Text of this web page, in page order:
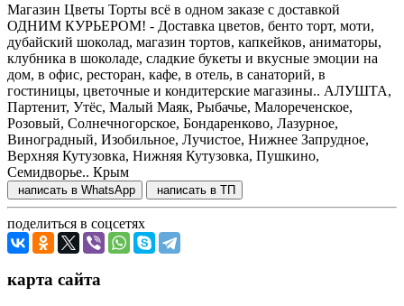
Магазин Цветы Торты всё в одном заказе с доставкой
ОДНИМ КУРЬЕРОМ! - Доставка цветов, бенто торт, моти,
дубайский шоколад, магазин тортов, капкейков, аниматоры,
клубника в шоколаде, сладкие букеты и вкусные эмоции на
дом, в офис, ресторан, кафе, в отель, в санаторий, в
гостиницы, цветочные и кондитерские магазины.. АЛУШТА,
Партенит, Утёс, Малый Маяк, Рыбачье, Малореченское,
Розовый, Солнечногорское, Бондаренково, Лазурное,
Виноградный, Изобильное, Лучистое, Нижнее Запрудное,
Верхняя Кутузовка, Нижняя Кутузовка, Пушкино,
Семидворье.. Крым
написать в WhatsApp написать в ТП
поделиться в соцсетях
карта сайта